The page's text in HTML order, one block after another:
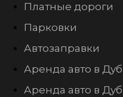
Платные дороги
Парковки
Автозаправки
Аренда авто в
Аренда авто в